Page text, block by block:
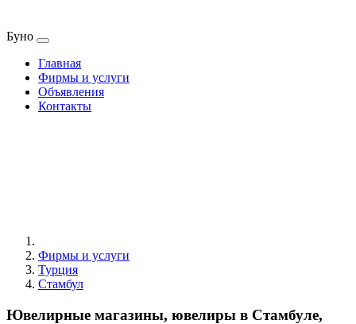
Буно
Главная
Фирмы и услуги
Объявления
Контакты
Фирмы и услуги
Турция
Стамбул
Ювелирные магазины, ювелиры в Стамбуле,